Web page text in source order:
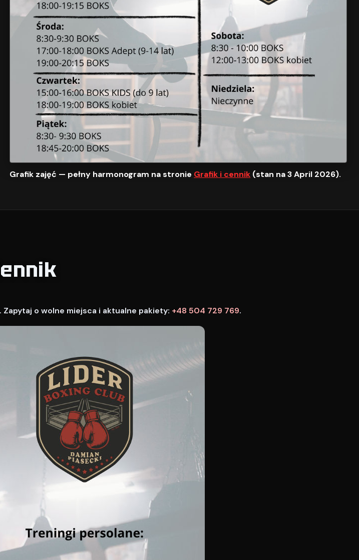
Grafik zajęć — pełny harmonogram na stronie Grafik i cennik (stan na 3 April 2026).
o wolne miejsca i aktualne pakiety: +48 504 729 769.